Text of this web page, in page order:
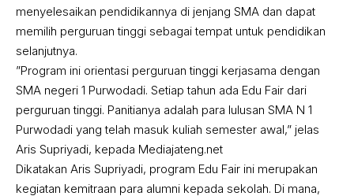
menyelesaikan pendidikannya di jenjang SMA dan dapat
memilih perguruan tinggi sebagai tempat untuk pendidikan
selanjutnya.
”Program ini orientasi perguruan tinggi kerjasama dengan
SMA negeri 1 Purwodadi. Setiap tahun ada Edu Fair dari
perguruan tinggi. Panitianya adalah para lulusan SMA N 1
Purwodadi yang telah masuk kuliah semester awal,” jelas
Aris Supriyadi, kepada Mediajateng.net
Dikatakan Aris Supriyadi, program Edu Fair ini merupakan
kegiatan kemitraan para alumni kepada sekolah. Di mana,